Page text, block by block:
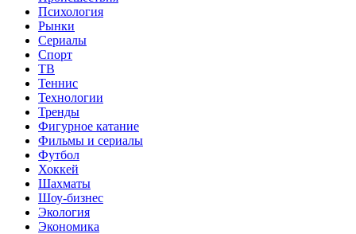
Психология
Рынки
Сериалы
Спорт
ТВ
Теннис
Технологии
Тренды
Фигурное катание
Фильмы и сериалы
Футбол
Хоккей
Шахматы
Шоу-бизнес
Экология
Экономика